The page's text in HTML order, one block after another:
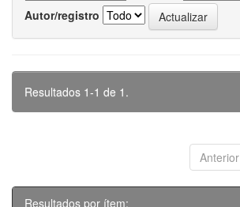
Autor/registro
Resultados 1-1 de 1.
Anterior
Resultados por ítem: